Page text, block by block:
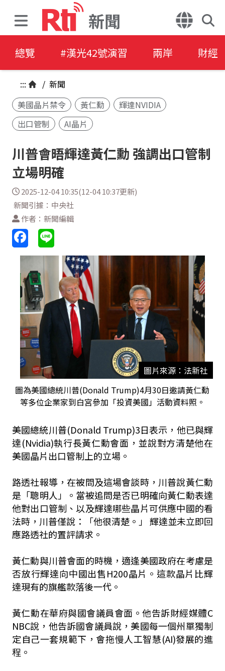
新聞
總覽 #漢光42號演習 兩岸 財經
::: / 新聞
美國晶片禁令
黃仁勳
輝達NVIDIA
出口管制
AI晶片
川普會晤輝達黃仁勳 強調出口管制
立場明確
2025-12-04 10:35(12-04 10:37更新)
新聞引據：中央社
作者：新聞編輯
圖片來源：法新社
圖為美國總統川普(Donald Trump)4月30日邀請黃仁勳
等多位企業家到白宮參加「投資美國」活動資料照。
美國總統川普(Donald Trump)3日表示，他已與輝
達(Nvidia)執行長黃仁勳會面，並說對方清楚他在
美國晶片出口管制上的立場。
路透社報導，在被問及這場會談時，川普說黃仁勳
是「聰明人」。當被追問是否已明確向黃仁勳表達
他對出口管制、以及輝達哪些晶片可供應中國的看
法時，川普僅說：「他很清楚。」 輝達並未立即回
應路透社的置評請求。
黃仁勳與川普會面的時機，適逢美國政府在考慮是
否放行輝達向中國出售H200晶片。這款晶片比輝
達現有的旗艦款落後一代。
黃仁勳在華府與國會議員會面。他告訴財經媒體C
NBC說，他告訴國會議員說，美國每一個州單獨制
定自己一套規範下，會拖慢人工智慧(AI)發展的進
程。